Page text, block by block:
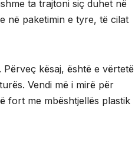
ta trajtoni siç duhet në
në paketimin e tyre, të cilat
kësaj, është e vërtetë
Vendi më i mirë për
fort me mbështjellës plastik